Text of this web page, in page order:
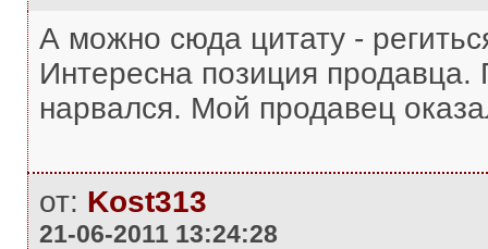
А можно сюда цитату -
Интересна позиция
нарвался. Мой продавец
от: Kost313
21-06-2011 13:24:28